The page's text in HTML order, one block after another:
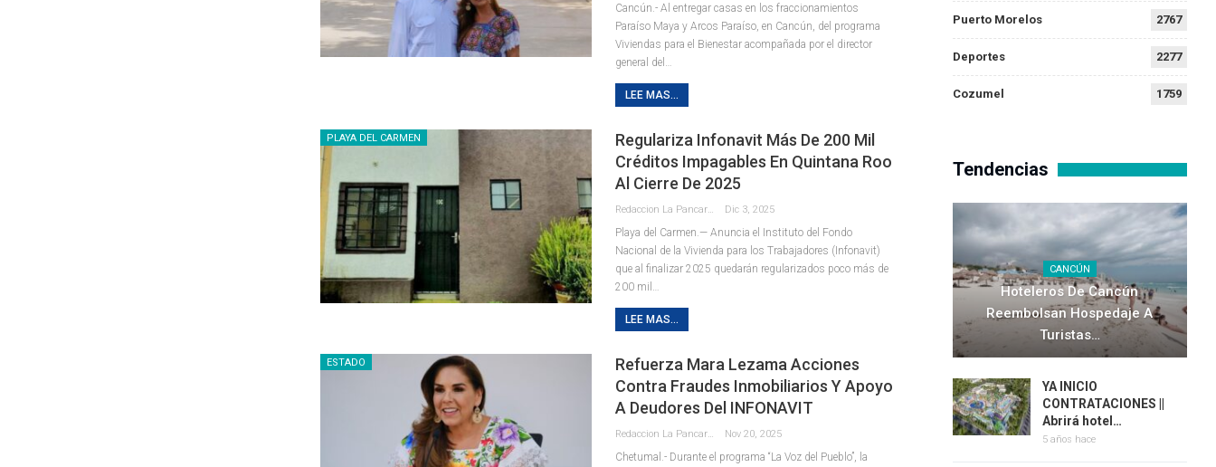
Cancún.- Al entregar casas en los fraccionamientos
Paraíso Maya y Arcos Paraíso, en Cancún, del programa
Viviendas para el Bienestar acompañada por el director
general del
LEE MAS...
PLAYA DEL CARMEN
Regulariza Infonavit Más De 200 Mil
Créditos Impagables En Quintana Roo
Al Cierre De 2025
Dic 3, 2025
Playa del Carmen.— Anuncia el Instituto del Fondo
Nacional de la Vivienda para los Trabajadores (Infonavit)
que al finalizar 2025 quedarán regularizados poco más de
200 mil
LEE MAS...
ESTADO
Refuerza Mara Lezama Acciones
Contra Fraudes Inmobiliarios Y Apoyo
A Deudores Del INFONAVIT
Nov 20, 2025
Chetumal.- Durante el programa “La Voz del Pueblo”, la
Puerto Morelos 2767
Deportes 2277
Cozumel 1759
Tendencias
CANCÚN
Hoteleros De Cancún
Reembolsan Hospedaje A
Turistas…
YA INICIO
CONTRATACIONES ||
Abrirá hotel…
5 años hace